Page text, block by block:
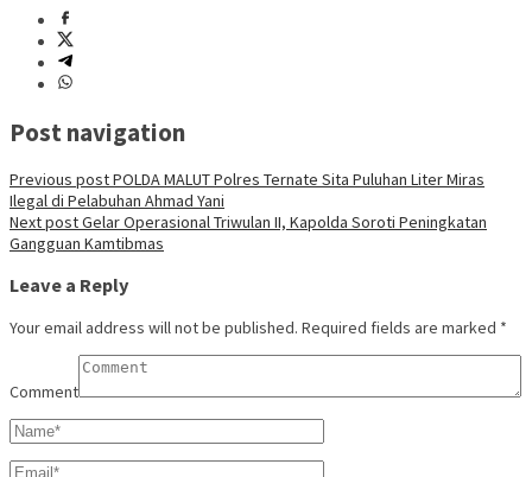
Post navigation
Previous postPOLDA MALUT Polres Ternate Sita Puluhan Liter Miras
Ilegal di Pelabuhan Ahmad Yani
Next postGelar Operasional Triwulan II, Kapolda Soroti Peningkatan
Gangguan Kamtibmas
Leave a Reply
Your email address will not be published. Required fields are marked *
Comment